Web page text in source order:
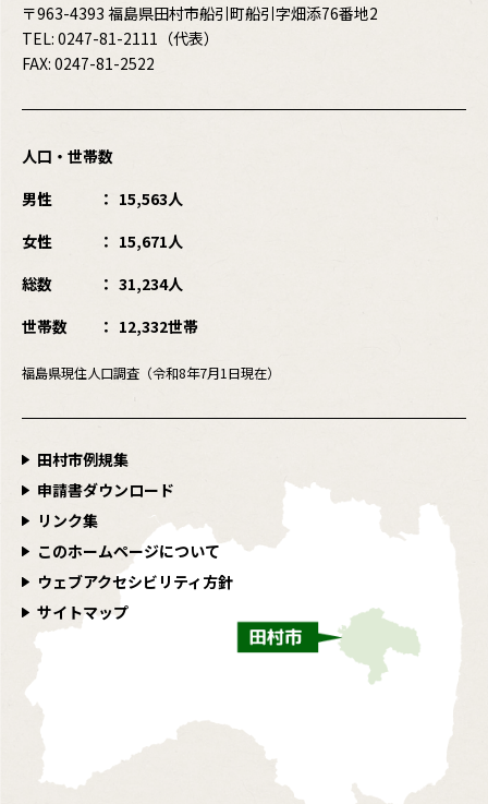
〒963-4393 福島県田村市船引町船引字畑添76番地2
TEL: 0247-81-2111 （代表）
FAX: 0247-81-2522
人口・世帯数
男性
15,563人
女性
15,671人
総数
31,234人
世帯数
12,332世帯
福島県現住人口調査（令和8年7月1日現在）
田村市例規集
申請書ダウンロード
リンク集
このホームページについて
ウェブアクセシビリティ方針
サイトマップ